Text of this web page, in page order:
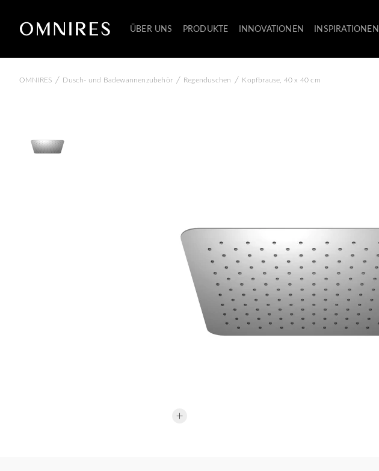
ÜBER UNS PRODUKTE INNOVATIONEN INSPIRATIONEN
OMNIRES / Dusch- und Badewannenzubehör / Regenduschen / Kopfbrause, 40 x 40 cm